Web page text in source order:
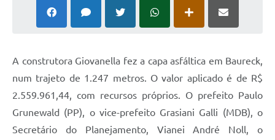
A construtora Giovanella fez a capa asfáltica em Baureck,
num trajeto de 1.247 metros. O valor aplicado é de R$
2.559.961,44, com recursos próprios. O prefeito Paulo
Grunewald (PP), o vice-prefeito Grasiani Galli (MDB), o
Secretário do Planejamento, Vianei André Noll, o